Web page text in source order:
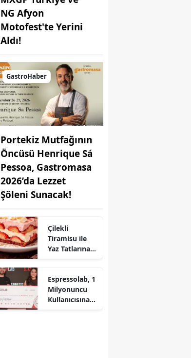
NG Afyon
Motofest'te Yerini
Aldı!
GastroHaber
Portekiz Mutfağının
Öncüsü Henrique Sá
Pessoa, Gastromasa
2026’da Lezzet
Şöleni Sunacak!
Çilekli
Tiramisu ile
Yaz Tatlarına
Espressolab, 1
Milyonuncu
Kullanıcısına